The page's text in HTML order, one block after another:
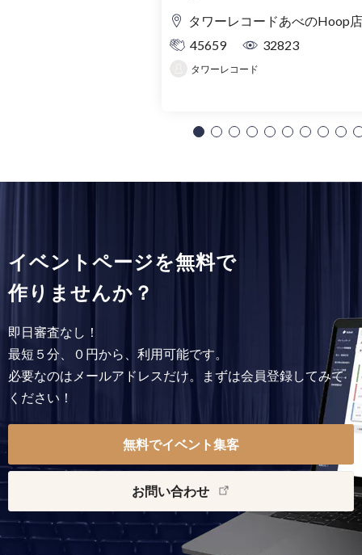
SHOP「MAGIC STAGE」入
理券
タワーレコードあべのHoop店
45659
32823
タワーレコード
イベントページを無料で
作りませんか？
即日審査なし！
最短５分、０円から、利用可能です。
必要なのはメールアドレスだけ。まずは会員登録してみて
ください！
無料でイベント集客
お問い合わせ